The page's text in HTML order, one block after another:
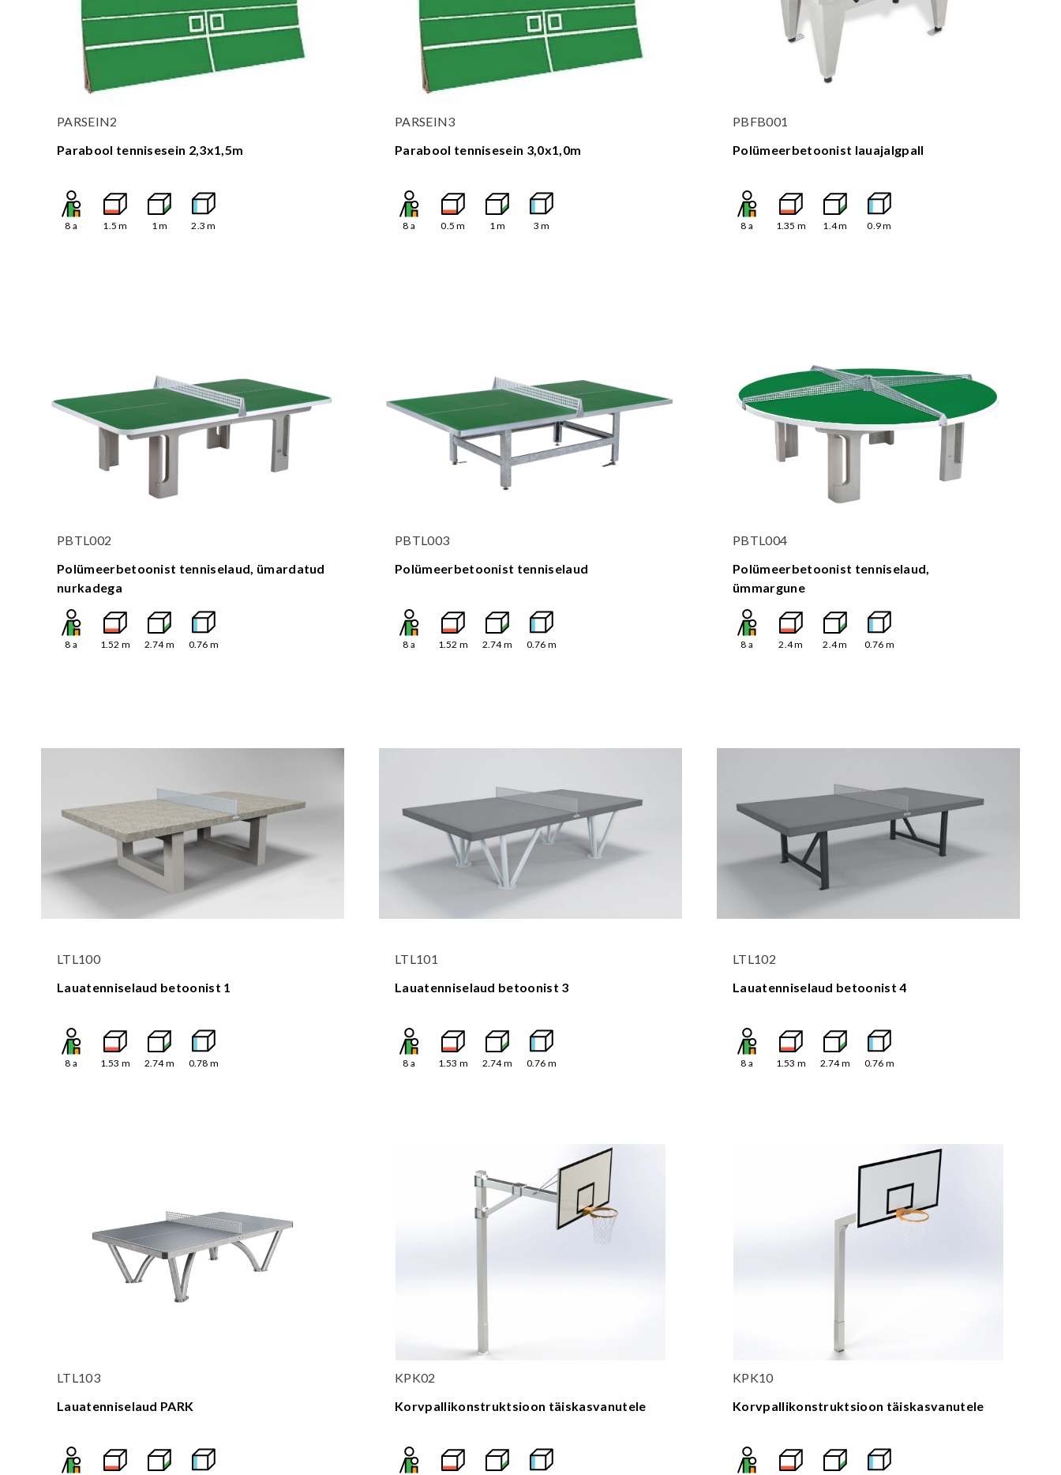
PARSEIN2
Parabool tennisesein 2,3x1,5m
8 a 1.5 m 1m 2.3 m
PARSEIN3
Parabool tennisesein 3,0x1,0m
8 a 0.5 m 1m 3 m
PBFB001
Polümeerbetoonist lauajalgpall
8 a 1.35 m 1.4m 0.9m
PBTL002
Polümeerbetoonist tenniselaud, ümardatud
nurkadega
8 a 1.52 m 2.74m 0.76 m
PBTL003
Polümeerbetoonist tenniselaud
8 a 1.52 m 2.74m 0.76 m
PBTL004
Polümeerbetoonist tenniselaud,
ümmargune
8 a 2.4m 2.4m 0.76 m
LTL100
Lauatenniselaud betoonist 1
8 a 1.53 m 2.74m 0.78 m
LTL101
Lauatenniselaud betoonist 3
8 a 1.53 m 2.74m 0.76 m
LTL102
Lauatenniselaud betoonist 4
8 a 1.53 m 2.74m 0.76 m
LTL103
Lauatenniselaud PARK
KPK02
Korvpallikonstruktsioon täiskasvanutele
KPK10
Korvpallikonstruktsioon täiskasvanutele